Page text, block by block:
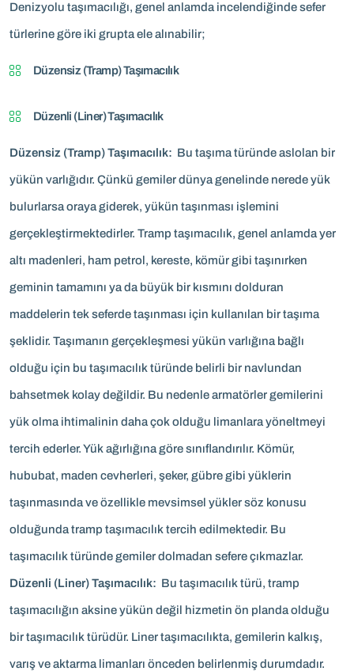
Denizyolu taşımacılığı, genel anlamda incelendiğinde sefer
türlerine göre iki grupta ele alınabilir;
Düzensiz (Tramp) Taşımacılık
Düzenli (Liner) Taşımacılık
Düzensiz (Tramp) Taşımacılık: Bu taşıma türünde aslolan bir
yükün varlığıdır. Çünkü gemiler dünya genelinde nerede yük
bulurlarsa oraya giderek, yükün taşınması işlemini
gerçekleştirmektedirler. Tramp taşımacılık, genel anlamda yer
altı madenleri, ham petrol, kereste, kömür gibi taşınırken
geminin tamamını ya da büyük bir kısmını dolduran
maddelerin tek seferde taşınması için kullanılan bir taşıma
şeklidir. Taşımanın gerçekleşmesi yükün varlığına bağlı
olduğu için bu taşımacılık türünde belirli bir navlundan
bahsetmek kolay değildir. Bu nedenle armatörler gemilerini
yük olma ihtimalinin daha çok olduğu limanlara yöneltmeyi
tercih ederler. Yük ağırlığına göre sınıflandırılır. Kömür,
hububat, maden cevherleri, şeker, gübre gibi yüklerin
taşınmasında ve özellikle mevsimsel yükler söz konusu
olduğunda tramp taşımacılık tercih edilmektedir. Bu
taşımacılık türünde gemiler dolmadan sefere çıkmazlar.
Düzenli (Liner) Taşımacılık: Bu taşımacılık türü, tramp
taşımacılığın aksine yükün değil hizmetin ön planda olduğu
bir taşımacılık türüdür. Liner taşımacılıkta, gemilerin kalkış,
varış ve aktarma limanları önceden belirlenmiş durumdadır.